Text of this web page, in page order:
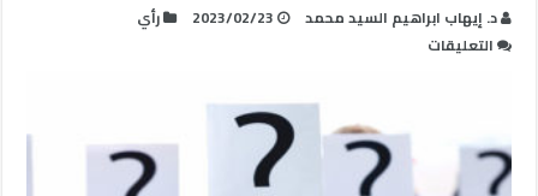
د. إيهاب ابراهيم السيد محمد 2023/02/23
رأي
التعليقات
في
التعليم
مغلقة